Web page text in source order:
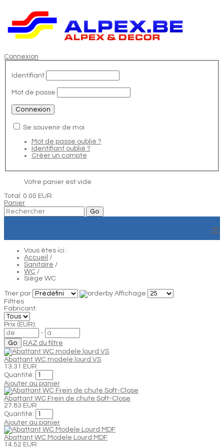
Connexion
Identifiant
Mot de passe
Se souvenir de moi
Mot de passe oublié ?
Identifiant oublié ?
Créer un compte
Votre panier est vide
Total: 0.00 EUR
Panier
≡
Vous êtes ici :
Accueil /
Sanitaire /
WC /
Siège WC
Trier par
Affichage
Filtres
Fabricant:
Prix (EUR):
-
RAZ du filtre
Abattant WC modele lourd VS
13.31 EUR
Quantité:
Ajouter au panier
Abattant WC Frein de chute Soft-Close
27.83 EUR
Quantité:
Ajouter au panier
Abattant WC Modele Lourd MDF
14.52 EUR